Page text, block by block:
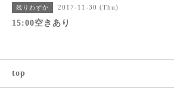
残りわずか 2017-11-30 (Thu)
15:00空きあり
top